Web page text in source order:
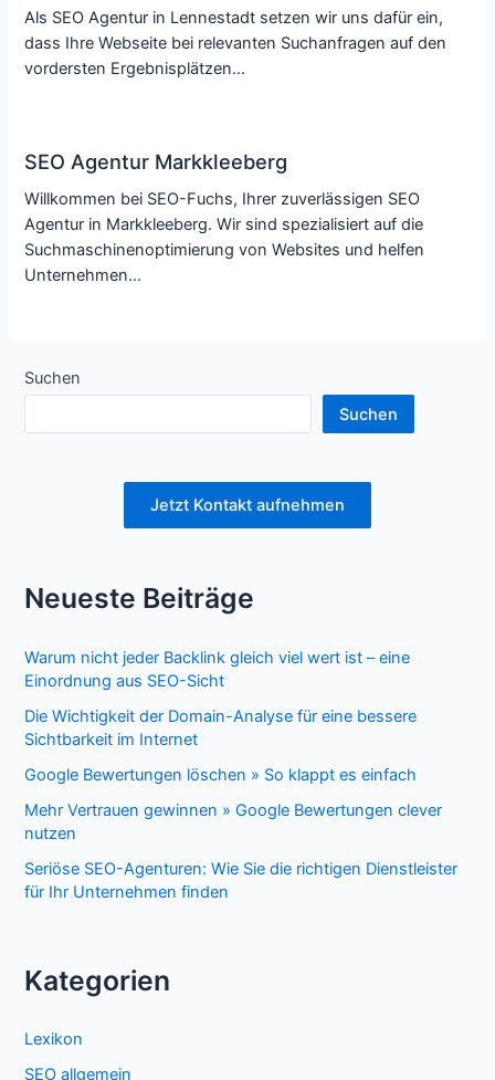
Als SEO Agentur in Lennestadt setzen wir uns dafür ein,
dass Ihre Webseite bei relevanten Suchanfragen auf den
vordersten Ergebnisplätzen…
SEO Agentur Markkleeberg
Willkommen bei SEO-Fuchs, Ihrer zuverlässigen SEO
Agentur in Markkleeberg. Wir sind spezialisiert auf die
Suchmaschinenoptimierung von Websites und helfen
Unternehmen…
Suchen
Suchen
Jetzt Kontakt aufnehmen
Neueste Beiträge
Warum nicht jeder Backlink gleich viel wert ist – eine
Einordnung aus SEO-Sicht
Die Wichtigkeit der Domain-Analyse für eine bessere
Sichtbarkeit im Internet
Google Bewertungen löschen » So klappt es einfach
Mehr Vertrauen gewinnen » Google Bewertungen clever
nutzen
Seriöse SEO-Agenturen: Wie Sie die richtigen Dienstleister
für Ihr Unternehmen finden
Kategorien
Lexikon
SEO allgemein